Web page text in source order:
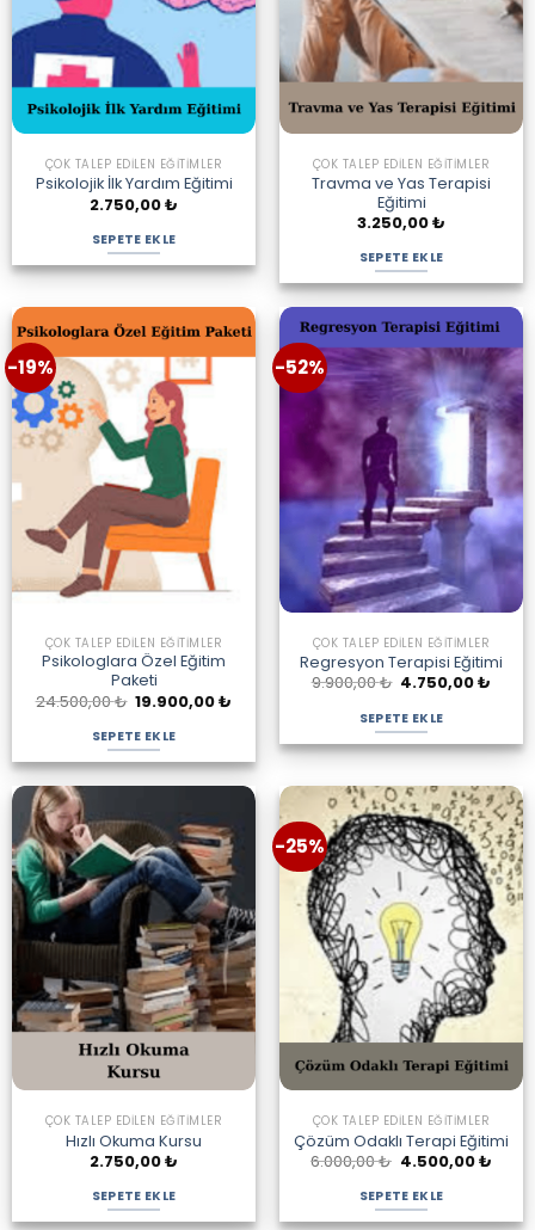
ÇOK TALEP EDILEN EĞITIMLER
Psikolojik İlk Yardım Eğitimi
2.750,00₺
SEPETE EKLE
ÇOK TALEP EDILEN EĞITIMLER
Travma ve Yas Terapisi
Eğitimi
3.250,00₺
SEPETE EKLE
-19%
ÇOK TALEP EDILEN EĞITIMLER
Psikologlara Özel Eğitim
Paketi
24.500,00₺ Orijinal
fiyat:
24.500,00 ₺.
19.900,00₺
19.900,00 ₺.
SEPETE EKLE
-52%
ÇOK TALEP EDILEN EĞITIMLER
Regresyon Terapisi Eğitimi
9.900,00₺ Orijinal
9.900,00 ₺.
4.750,00₺
SEPETE EKLE
ÇOK TALEP EDILEN EĞITIMLER
Hızlı Okuma Kursu
2.750,00₺
SEPETE EKLE
-25%
ÇOK TALEP EDILEN EĞITIMLER
Çözüm Odaklı Terapi Eğitimi
6.000,00₺ Orijinal
fiyat:
6.000,00 ₺.
4.500,00₺Şu
SEPETE EKLE